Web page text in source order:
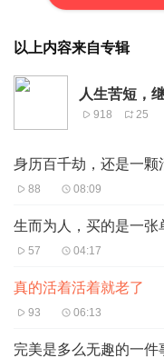
以上内容来自专辑
人生苦短，
918 25
身历百千劫，还是一颗
88 08:09
生而为人，买的是一张
57 04:17
真的活着活着就老了
93 06:13
完美是多么无趣的一件